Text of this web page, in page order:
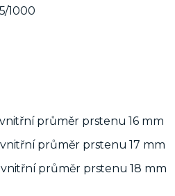
1000
vnitřní průměr prstenu 16 mm
vnitřní průměr prstenu 17 mm
vnitřní průměr prstenu 18 mm